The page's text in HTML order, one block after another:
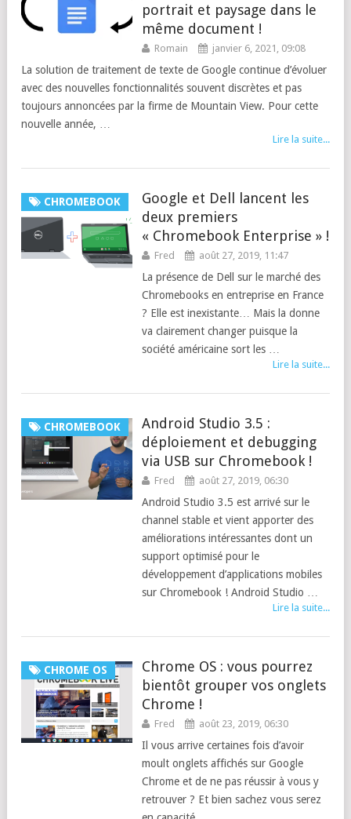
portrait et paysage dans le
même document !
Romain janvier 6, 2021, 09:08
La solution de traitement de texte de Google continue d’évoluer
avec des nouvelles fonctionnalités souvent discrètes et pas
toujours annoncées par la firme de Mountain View. Pour cette
nouvelle année, …
Lire la suite...
CHROMEBOOK
Google et Dell lancent les
deux premiers
« Chromebook Enterprise » !
Fred août 27, 2019, 11:47
La présence de Dell sur le marché des
Chromebooks en entreprise en France
? Elle est inexistante… Mais la donne
va clairement changer puisque la
société américaine sort les …
Lire la suite...
CHROMEBOOK
Android Studio 3.5 :
déploiement et debugging
via USB sur Chromebook !
Fred août 27, 2019, 06:30
Android Studio 3.5 est arrivé sur le
channel stable et vient apporter des
améliorations intéressantes dont un
support optimisé pour le
développement d’applications mobiles
sur Chromebook ! Android Studio …
Lire la suite...
CHROME OS
Chrome OS : vous pourrez
bientôt grouper vos onglets
Chrome !
Fred août 23, 2019, 06:30
Il vous arrive certaines fois d’avoir
moult onglets affichés sur Google
Chrome et de ne pas réussir à vous y
retrouver ? Et bien sachez vous serez